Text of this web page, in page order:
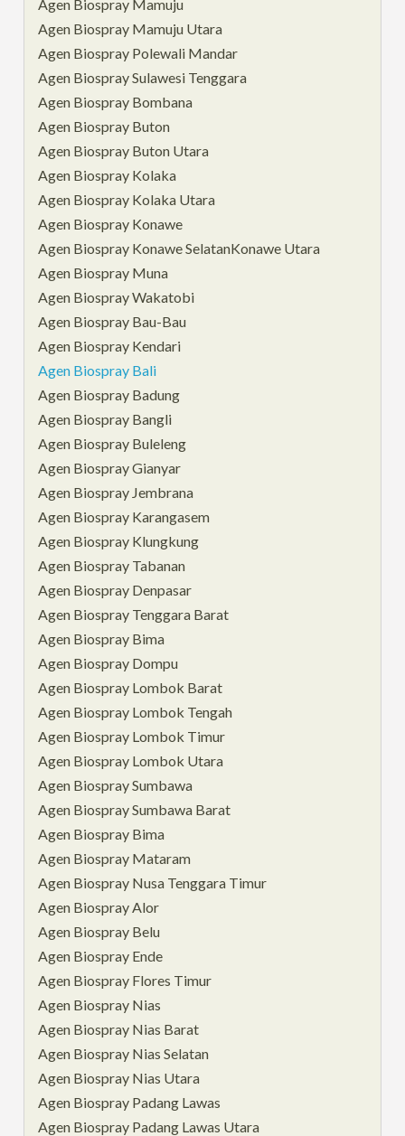
Agen Biospray Mamuju
Agen Biospray Mamuju Utara
Agen Biospray Polewali Mandar
Agen Biospray Sulawesi Tenggara
Agen Biospray Bombana
Agen Biospray Buton
Agen Biospray Buton Utara
Agen Biospray Kolaka
Agen Biospray Kolaka Utara
Agen Biospray Konawe
Agen Biospray Konawe SelatanKonawe Utara
Agen Biospray Muna
Agen Biospray Wakatobi
Agen Biospray Bau-Bau
Agen Biospray Kendari
Agen Biospray Bali
Agen Biospray Badung
Agen Biospray Bangli
Agen Biospray Buleleng
Agen Biospray Gianyar
Agen Biospray Jembrana
Agen Biospray Karangasem
Agen Biospray Klungkung
Agen Biospray Tabanan
Agen Biospray Denpasar
Agen Biospray Tenggara Barat
Agen Biospray Bima
Agen Biospray Dompu
Agen Biospray Lombok Barat
Agen Biospray Lombok Tengah
Agen Biospray Lombok Timur
Agen Biospray Lombok Utara
Agen Biospray Sumbawa
Agen Biospray Sumbawa Barat
Agen Biospray Bima
Agen Biospray Mataram
Agen Biospray Nusa Tenggara Timur
Agen Biospray Alor
Agen Biospray Belu
Agen Biospray Ende
Agen Biospray Flores Timur
Agen Biospray Nias
Agen Biospray Nias Barat
Agen Biospray Nias Selatan
Agen Biospray Nias Utara
Agen Biospray Padang Lawas
Agen Biospray Padang Lawas Utara